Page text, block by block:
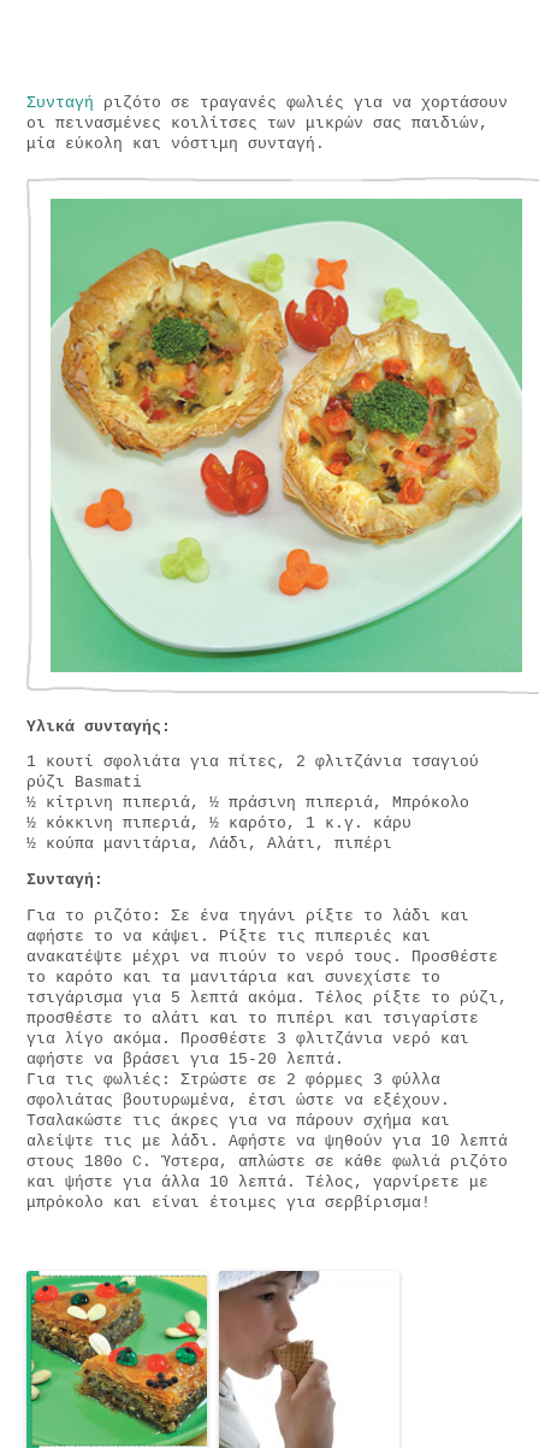
Συνταγή ριζότο σε τραγανές φωλιές για να χορτάσουν
οι πεινασμένες κοιλίτσες των μικρών σας παιδιών,
μία εύκολη και νόστιμη συνταγή.
Υλικά συνταγής:
1 κουτί σφολιάτα για πίτες, 2 φλιτζάνια τσαγιού
ρύζι Basmati
½ κίτρινη πιπεριά, ½ πράσινη πιπεριά, Μπρόκολο
½ κόκκινη πιπεριά, ½ καρότο, 1 κ.γ. κάρυ
½ κούπα μανιτάρια, Λάδι, Αλάτι, πιπέρι
Συνταγή:
Για το ριζότο: Σε ένα τηγάνι ρίξτε το λάδι και
αφήστε το να κάψει. Ρίξτε τις πιπεριές και
ανακατέψτε μέχρι να πιούν το νερό τους. Προσθέστε
το καρότο και τα μανιτάρια και συνεχίστε το
τσιγάρισμα για 5 λεπτά ακόμα. Τέλος ρίξτε το ρύζι,
προσθέστε το αλάτι και το πιπέρι και τσιγαρίστε
για λίγο ακόμα. Προσθέστε 3 φλιτζάνια νερό και
αφήστε να βράσει για 15-20 λεπτά.
Για τις φωλιές: Στρώστε σε 2 φόρμες 3 φύλλα
σφολιάτας βουτυρωμένα, έτσι ώστε να εξέχουν.
Τσαλακώστε τις άκρες για να πάρουν σχήμα και
αλείψτε τις με λάδι. Αφήστε να ψηθούν για 10 λεπτά
στους 180ο C. Ύστερα, απλώστε σε κάθε φωλιά ριζότο
και ψήστε για άλλα 10 λεπτά. Τέλος, γαρνίρετε με
μπρόκολο και είναι έτοιμες για σερβίρισμα!